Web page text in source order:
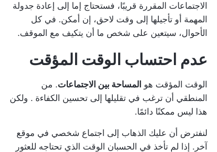
الاجتماعات المقررة قريبًا، فستحتاج إما إلى إعادة جدولة
المهمة أو تأجيلها إلى وقت لاحق، إن أمكن. في كل
الأحوال، سيتعين على شخص ما أن يتكيف مع الموقف.
عدم احتساب الوقت المؤقت
الوقت المؤقت هو المساحة بين الاجتماعات. من
المنطقي أن ترغب في تقليلها إلى تحسين الكفاءة . ولكن
هذا ليس ممكنًا دائمًا.
لنفترض أن عليك الذهاب إلى اجتماع شخصي في موقع
آخر. إذا لم تأخذ في الحسبان الوقت الذي تحتاجه للعثور